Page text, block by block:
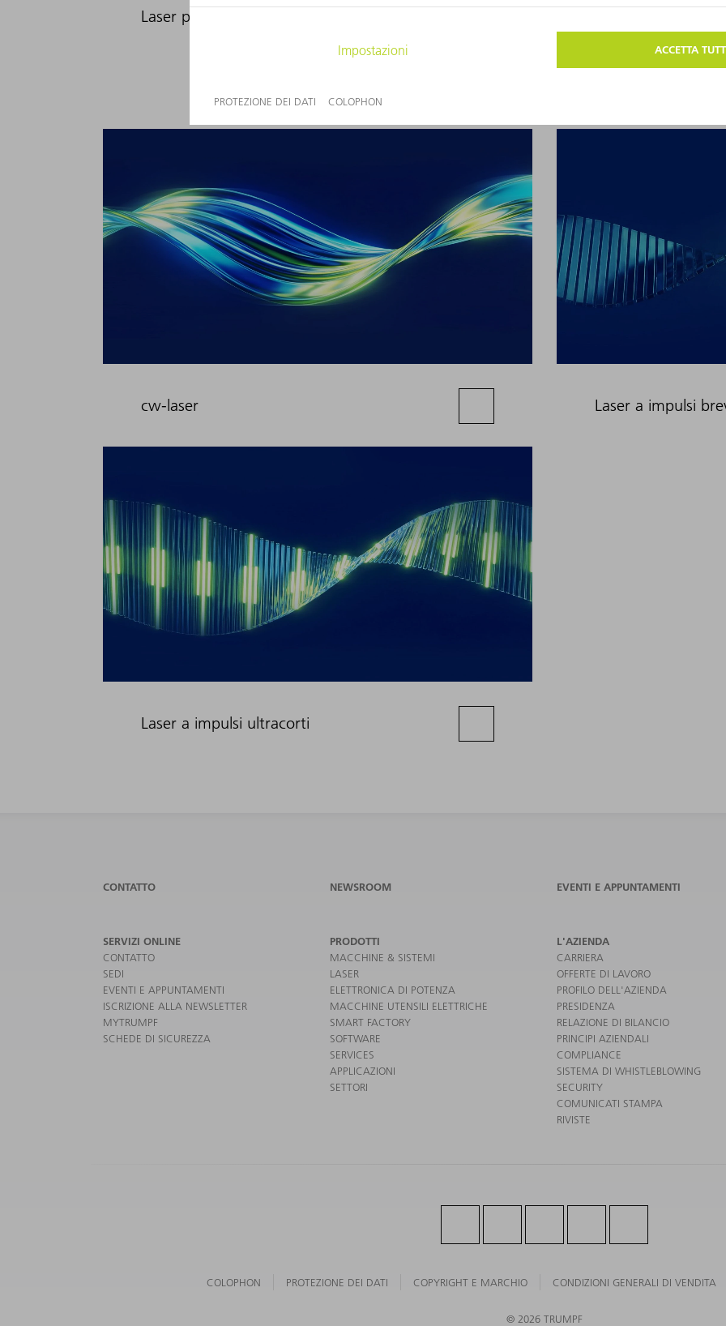
Laser per il trattamento superficiale
Sorgenti del raggio a seconda della
cw-laser Laser a impulsi
Laser a impulsi ultracorti
CONTATTO NEWSROOM EVENTI E APPUNTAMENTI
SERVIZI ONLINE
CONTATTO
SEDI
EVENTI E APPUNTAMENTI
ISCRIZIONE ALLA NEWSLETTER
MYTRUMPF
SCHEDE DI SICUREZZA
PRODOTTI
MACCHINE & SISTEMI
LASER
ELETTRONICA DI POTENZA
MACCHINE UTENSILI ELETTRICHE
SMART FACTORY
SOFTWARE
SERVICES
APPLICAZIONI
SETTORI
L'AZIENDA
CARRIERA
OFFERTE DI LAVORO
PROFILO DELL'AZIENDA
PRESIDENZA
RELAZIONE DI BILANCIO
PRINCIPI AZIENDALI
COMPLIANCE
SISTEMA DI WHISTLEBLOWING
SECURITY
COMUNICATI STAMPA
RIVISTE
COLOPHON PROTEZIONE DEI DATI COPYRIGHT E MARCHIO CONDIZIONI GENERALI DI VENDITA
© 2026 TRUMPF